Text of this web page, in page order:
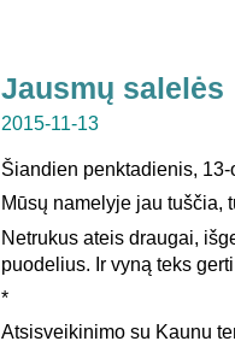
Jausmų salelės
2015-11-13
Šiandien penktadienis,
Mūsų namelyje jau tuščia,
Netrukus ateis draugai,
puodelius. Ir vyną teks
*
Atsisveikinimo su Kaunu